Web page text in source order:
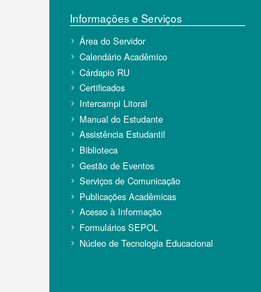
Informações e Serviços
Área do Servidor
Calendário Acadêmico
Cárdapio RU
Certificados
Intercampi Litoral
Manual do Estudante
Assistência Estudantil
Biblioteca
Gestão de Eventos
Serviços de Comunicação
Publicações Acadêmicas
Acesso à Informação
Formulários SEPOL
Núcleo de Tecnologia Educacional